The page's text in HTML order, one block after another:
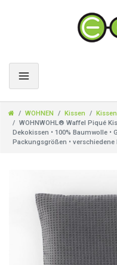
WOHNEN Kissen
WOHNWOHL® Waffel Piqué
Dekokissen • 100% Baumwolle •
Packungsgrößen • verschiedene